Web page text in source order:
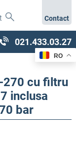
Contact
021.433.03.27
270 cu filtru
inclusa
bar
RO